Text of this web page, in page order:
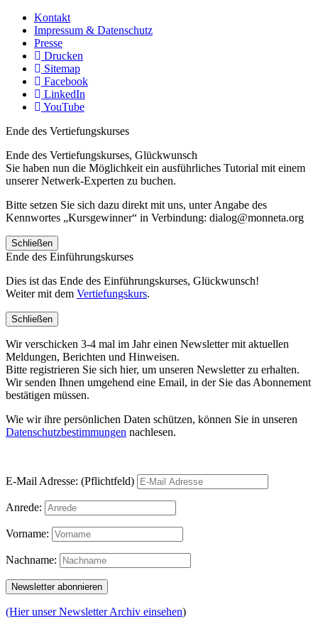
Kontakt
Impressum & Datenschutz
Presse
Drucken
Sitemap
Facebook
LinkedIn
YouTube
Ende des Vertiefungskurses
Ende des Vertiefungskurses, Glückwunsch
Sie haben nun die Möglichkeit ein ausführliches Tutorial mit einem
unserer Netwerk-Experten zu buchen.
Bitte setzen Sie sich dazu direkt mit uns, unter Angabe des
Kennwortes „Kursgewinner“ in Verbindung: dialog@monneta.org
Schließen
Ende des Einführungskurses
Dies ist das Ende des Einführungskurses, Glückwunsch!
Weiter mit dem Vertiefungskurs.
Schließen
Wir verschicken 3-4 mal im Jahr einen Newsletter mit aktuellen
Meldungen, Berichten und Hinweisen.
Bitte registrieren Sie sich hier, um unseren Newsletter zu erhalten.
Wir senden Ihnen umgehend eine Email, in der Sie das Abonnement
bestätigen müssen.
Wie wir ihre persönlichen Daten schützen, können Sie in unseren
Datenschutzbestimmungen nachlesen.
E-Mail Adresse: (Pflichtfeld)
Anrede:
Vorname:
Nachname:
(Hier unser Newsletter Archiv einsehen)